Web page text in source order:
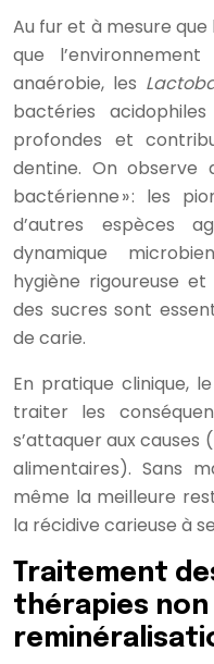
Au fur et à mesure
que
anaérobie, les
bactéries
profondes et
dentine. On observe
bactérienne » : les
d’autres espèces
dynamique
hygiène rigoureuse
des sucres sont
de carie.
En pratique clinique,
traiter les
s’attaquer aux
alimentaires). Sans
même la meilleure
la récidive carieuse à
Traitement
thérapies non